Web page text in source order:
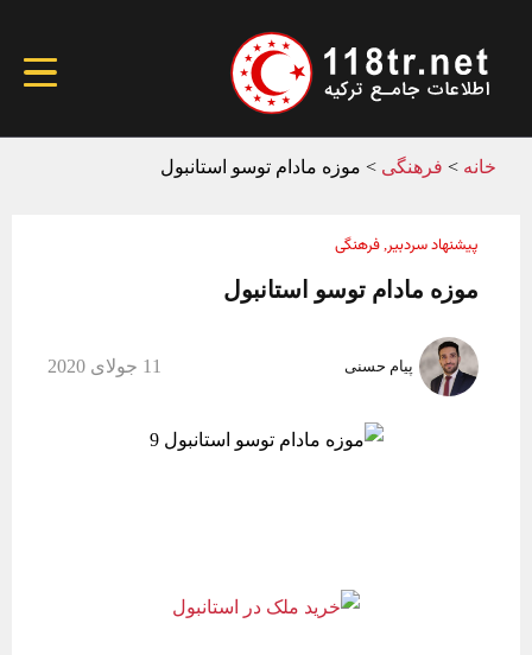
خانه > فرهنگی > موزه مادام توسو استانبول
پیشنهاد سردبیر فرهنگی
موزه مادام توسو استانبول
پیام حسنی 11 جولای 2020